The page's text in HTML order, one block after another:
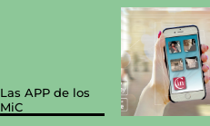
Las APP de los
MiC